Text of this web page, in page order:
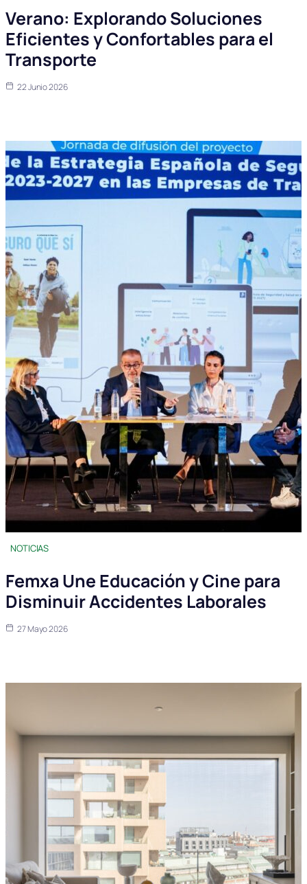
Verano: Explorando Soluciones
Eficientes y Confortables para el
Transporte
22 Junio 2026
NOTICIAS
Femxa Une Educación y Cine para
Disminuir Accidentes Laborales
27 Mayo 2026